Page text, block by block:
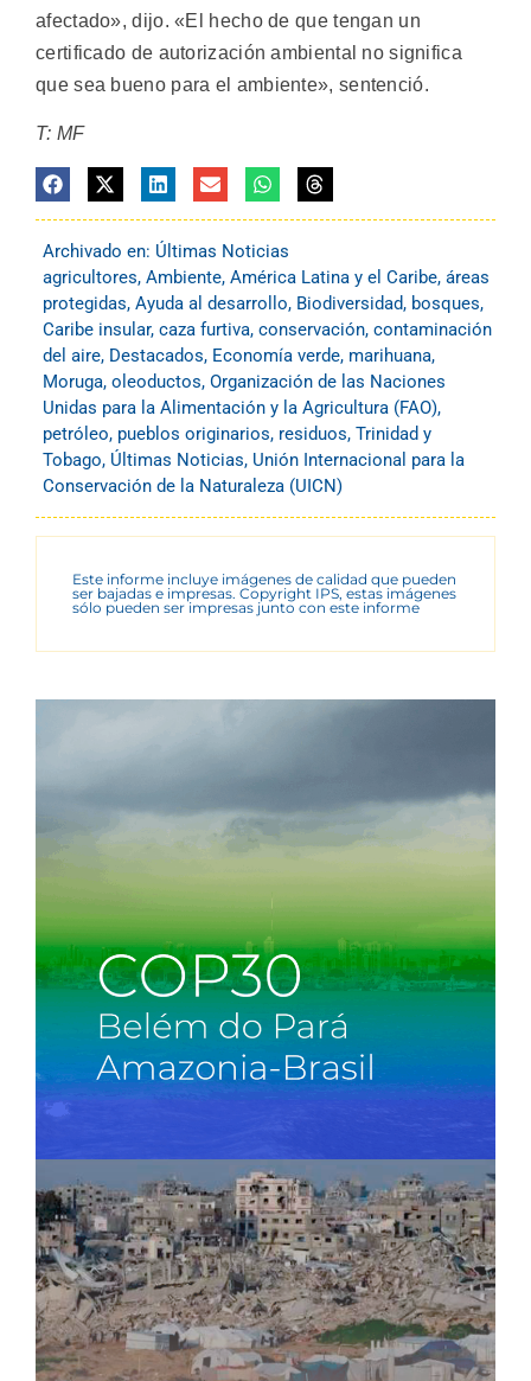
afectado», dijo. «El hecho de que tengan un
certificado de autorización ambiental no significa
que sea bueno para el ambiente», sentenció.
T: MF
Archivado en: Últimas Noticias
agricultores, Ambiente, América Latina y el Caribe, áreas
protegidas, Ayuda al desarrollo, Biodiversidad, bosques,
Caribe insular, caza furtiva, conservación, contaminación
del aire, Destacados, Economía verde, marihuana,
Moruga, oleoductos, Organización de las Naciones
Unidas para la Alimentación y la Agricultura (FAO),
petróleo, pueblos originarios, residuos, Trinidad y
Tobago, Últimas Noticias, Unión Internacional para la
Conservación de la Naturaleza (UICN)
Este informe incluye imágenes de calidad que pueden
ser bajadas e impresas. Copyright IPS, estas imágenes
sólo pueden ser impresas junto con este informe